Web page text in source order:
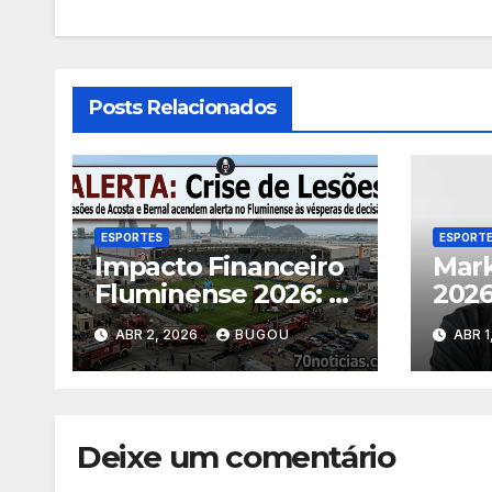
Posts Relacionados
ESPORTES
Impacto Financeiro
Fluminense 2026: 7
Consequências das
Lesões
ABR 2, 2026 BUGOU ABR
Deixe um comentário